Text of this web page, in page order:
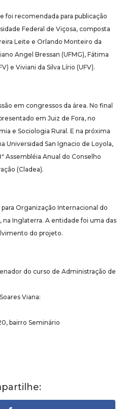
foi recomendada para publicação
Federal de Viçosa, composta
Leite e Orlando Monteiro da
Angel Bressan (UFMG), Fátima
e Viviani da Silva Lírio (UFV).
em congressos da área. No final
em Juiz de Fora, no
e Sociologia Rural. E na próxima
Universidad San Ignacio de Loyola,
Assembléia Anual do Conselho
(Cladea).
Organização Internacional do
na Inglaterra. A entidade foi uma das
do projeto.
do curso de Administração de
Viana:
bairro Seminário